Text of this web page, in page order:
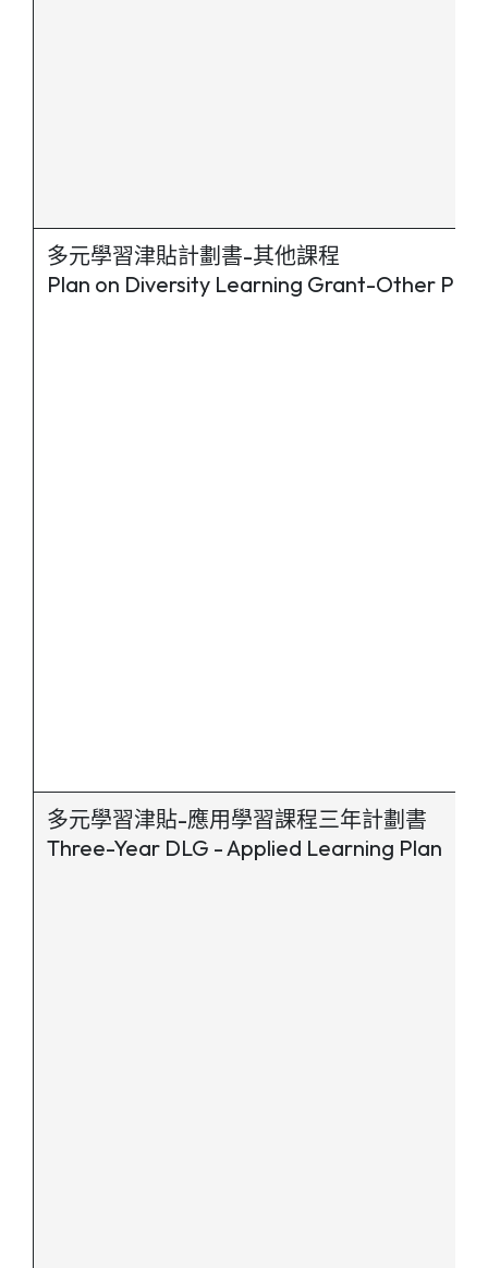
多元學習津貼計劃書-其他課程
Plan on Diversity Learning Grant-Other
多元學習津貼-應用學習課程三年計劃書
Three-Year DLG - Applied Learning Plan